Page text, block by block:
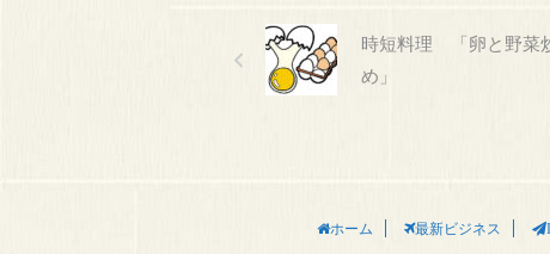
入れて常温で保管ができます。ハ
サミで切ってから密閉容器で保管
してもいいのですが、家庭では一
本丸ごとを数本まとめて瓶につめ
す。健
にし
最後
時短料理 「卵と野菜
め」
ホーム 最新ビジネス